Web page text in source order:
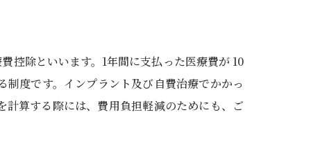
控除といいます。1年間に支払った医療費が 10
度です。インプラント及び自費治療でかかっ
算する際には、費用負担軽減のためにも、ご